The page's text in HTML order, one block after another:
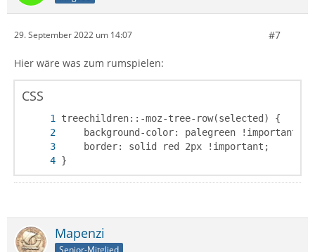
29. September 2022 um 14:07 #7
Hier wäre was zum rumspielen:
CSS
}
Mapenzi
Senior-Mitglied